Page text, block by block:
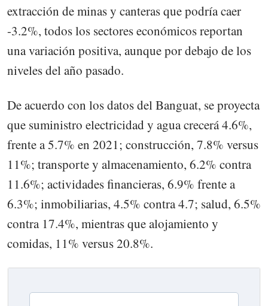
extracción de minas y canteras que podría caer
-3.2%, todos los sectores económicos reportan
una variación positiva, aunque por debajo de los
niveles del año pasado.
De acuerdo con los datos del Banguat, se proyecta
que suministro electricidad y agua crecerá 4.6%,
frente a 5.7% en 2021; construcción, 7.8% versus
11%; transporte y almacenamiento, 6.2% contra
11.6%; actividades financieras, 6.9% frente a
6.3%; inmobiliarias, 4.5% contra 4.7; salud, 6.5%
contra 17.4%, mientras que alojamiento y
comidas, 11% versus 20.8%.